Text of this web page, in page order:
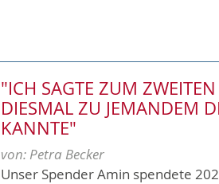
"ICH SAGTE ZUM
DIESMAL ZU JEMANDEM
KANNTE"
von: Petra Becker
Unser Spender Amin spendete